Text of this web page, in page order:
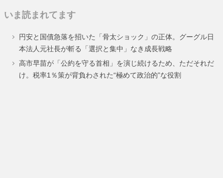
ー
ジ
ー
ジ
ー
ジ
ー
ジ
いま読まれてます
円安と国債急落を招いた「骨太ショック」の正体。グーグル日
本法人元社長が斬る「選択と集中」なき成長戦略
高市早苗が「公約を守る首相」を演じ続けるため、ただそれだ
け。税率1％策が背負わされた“極めて政治的”な役割